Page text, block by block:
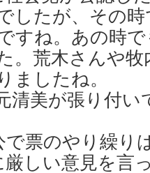
したが、その
すね。あの時
。荒木さんや
ましたね。
清美が張り付い
で票のやり繰り
厳しい意見を言